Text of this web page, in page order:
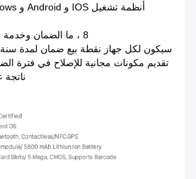
أنظمة تشغيل IOS و Android و Windows و Linux و Opos.
8 ، ما الضمان وخدمة ما بعد البيع التي تقدمها؟
تقديم مكونات مجانية للإصلاح في فترة